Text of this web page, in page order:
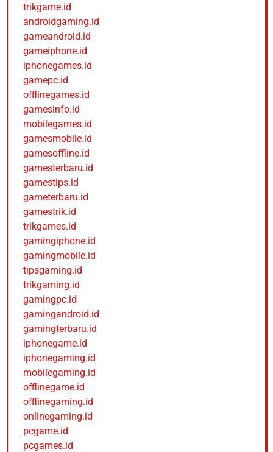
trikgame.id
androidgaming.id
gameandroid.id
gameiphone.id
iphonegames.id
gamepc.id
offlinegames.id
gamesinfo.id
mobilegames.id
gamesmobile.id
gamesoffline.id
gamesterbaru.id
gamestips.id
gameterbaru.id
gamestrik.id
trikgames.id
gamingiphone.id
gamingmobile.id
tipsgaming.id
trikgaming.id
gamingpc.id
gamingandroid.id
gamingterbaru.id
iphonegame.id
iphonegaming.id
mobilegaming.id
offlinegame.id
offlinegaming.id
onlinegaming.id
pcgame.id
pcgames.id